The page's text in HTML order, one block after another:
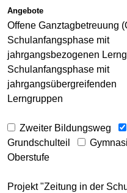
Angebote
Offene Ganztagbetreuung
Schulanfangsphase mit
jahrgangsbezogenen
Schulanfangsphase mit
jahrgangsübergreifenden
Lerngruppen
Zweiter Bildungsweg
Grundschulteil
Oberstufe
Projekt "Zeitung in der